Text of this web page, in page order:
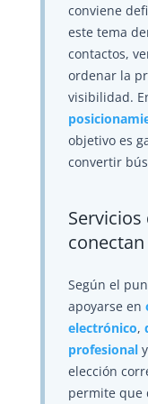
conviene
este tema
contactos,
ordenar la
visibilidad.
objetivo es
convertir
Según el
apoyarse en
electrónico,
profesionaly
elección
permite que